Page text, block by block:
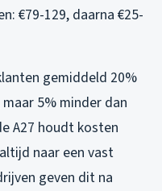
€79-129, daarna €25-
gemiddeld 20%
5% minder dan
A27 houdt kosten
naar een vast
geven dit na